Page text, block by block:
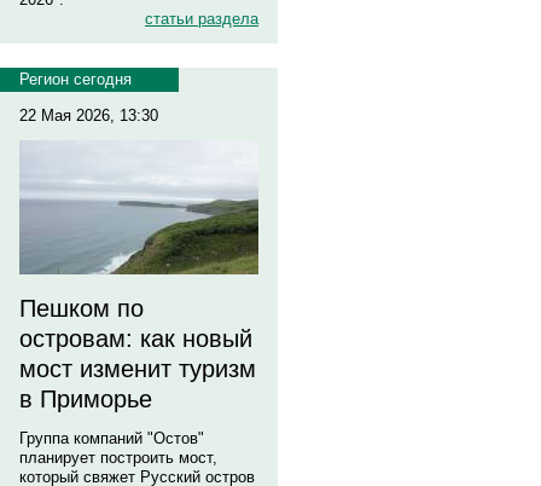
статьи раздела
Регион сегодня
22 Мая 2026, 13:30
Пешком по
островам: как новый
мост изменит туризм
в Приморье
Группа компаний "Остов"
планирует построить мост,
который свяжет Русский остров